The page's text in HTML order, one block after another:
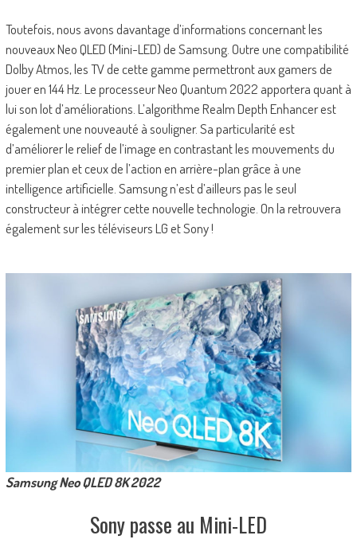
Toutefois, nous avons davantage d’informations concernant les
nouveaux Neo QLED (Mini-LED) de Samsung. Outre une compatibilité
Dolby Atmos, les TV de cette gamme permettront aux gamers de
jouer en 144 Hz. Le processeur Neo Quantum 2022 apportera quant à
lui son lot d’améliorations. L’algorithme Realm Depth Enhancer est
également une nouveauté à souligner. Sa particularité est
d’améliorer le relief de l’image en contrastant les mouvements du
premier plan et ceux de l’action en arrière-plan grâce à une
intelligence artificielle. Samsung n’est d’ailleurs pas le seul
constructeur à intégrer cette nouvelle technologie. On la retrouvera
également sur les téléviseurs LG et Sony !
Samsung Neo QLED 8K 2022
Sony passe au Mini-LED